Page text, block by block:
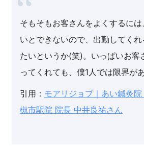
そもそもお客さんをよくするに
いとできないので、出勤してく
たいというか(笑)。いっぱいお客
ってくれても、僕1人では限界が
引用： モアリジョブ｜あい鍼灸
槻市駅院 院長 中井良祐さん